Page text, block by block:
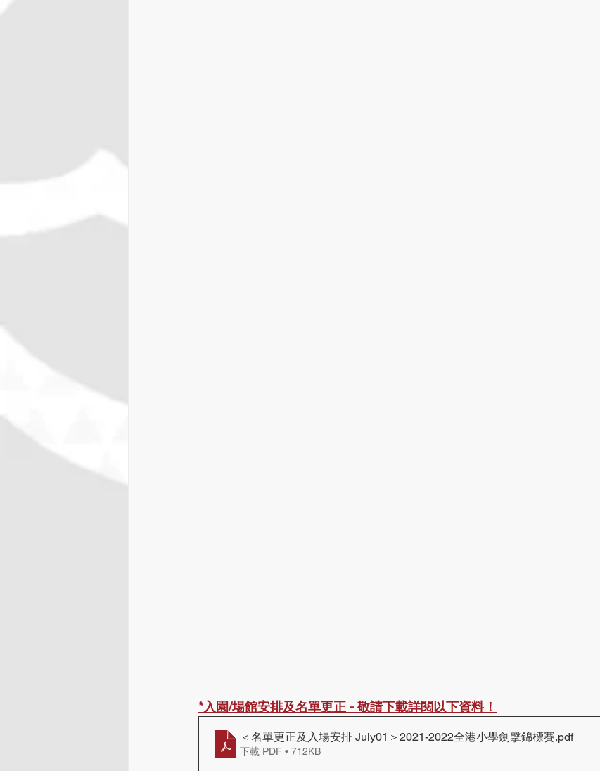
*入園/場館安排及名單更正 - 敬請下載詳閱以下資料！
＜名單更正及入場安排 July01＞2021-2022全港小學劍擊錦標賽.pdf
下載 PDF • 712KB